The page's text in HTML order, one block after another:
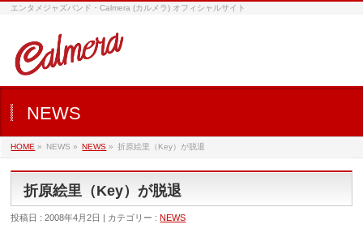
エンタメジャズバンド・Calmera (カルメラ) オフィシャルサイト
NEWS
HOME » NEWS » NEWS » 折原絵里（Key）が脱退
折原絵里（Key）が脱退
投稿日 : 2008年4月2日 | カテゴリー :NEWS